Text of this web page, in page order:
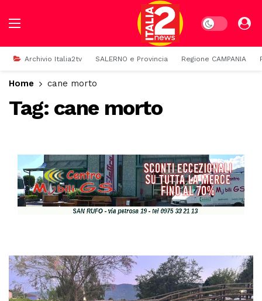
Dark mode
Archivio Italia2tv SALERNO e Provincia Regione CAMPANIA
Home cane morto
Tag: cane morto